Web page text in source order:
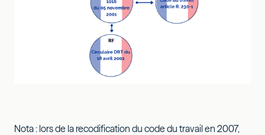
Nota : lors de la recodification du code du travail en 2007,